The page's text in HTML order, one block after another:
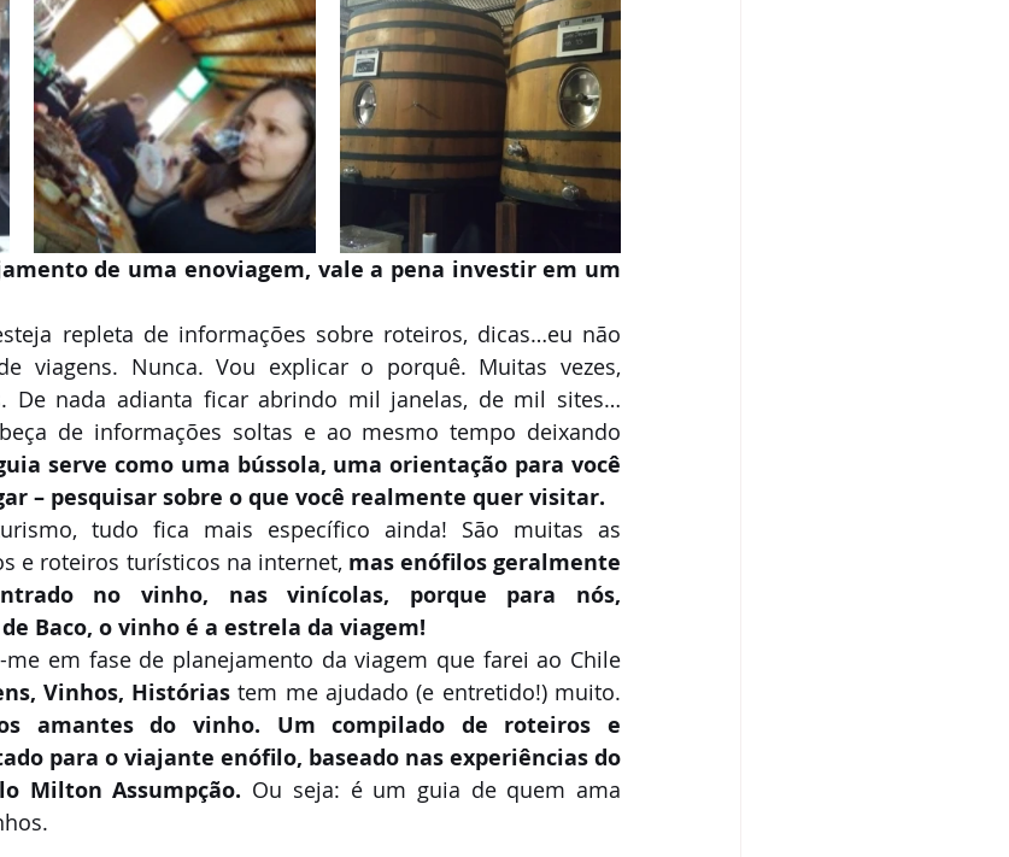
de uma enoviagem, vale a pena investir em um
repleta de informações sobre roteiros, dicas…eu não
viagens. Nunca. Vou explicar o porquê. Muitas vezes,
De nada adianta ficar abrindo mil janelas, de mil sites…
de informações soltas e ao mesmo tempo deixando
serve como uma bússola, uma orientação para você
– pesquisar sobre o que você realmente quer visitar.
tudo fica mais específico ainda! São muitas as
e roteiros turísticos na internet, mas enófilos geralmente
no vinho, nas vinícolas, porque para nós,
Baco, o vinho é a estrela da viagem!
em fase de planejamento da viagem que farei ao Chile
Vinhos, Histórias
amantes do vinho. Um compilado de roteiros e
para o viajante enófilo, baseado nas experiências do
Milton Assumpção. Ou seja: é um guia de quem ama